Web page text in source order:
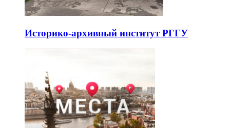
Историко-архивный институт РГГУ